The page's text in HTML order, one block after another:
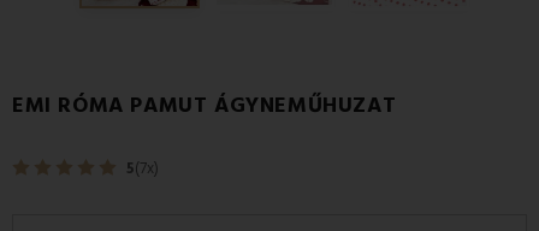
EMI RÓMA PAMUT ÁGYNEMŰHUZAT
5(7x)